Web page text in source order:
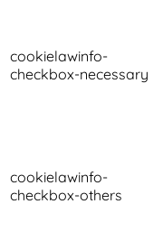
cookielawinfo-
checkbox-necessary
cookielawinfo-
checkbox-others